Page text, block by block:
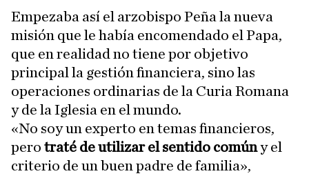
Empezaba así el arzobispo Peña la nueva
misión que le había encomendado el Papa,
que en realidad no tiene por objetivo
principal la gestión financiera, sino las
operaciones ordinarias de la Curia Romana
y de la Iglesia en el mundo.
«No soy un experto en temas financieros,
pero traté de utilizar el sentido comúny el
criterio de un buen padre de familia»,